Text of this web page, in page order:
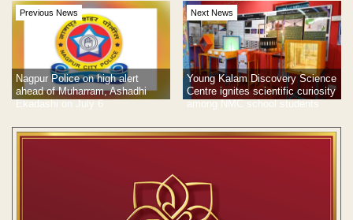
Previous News
Nagpur Police on high alert
ahead of Muharram, Ashadhi
Ekadashi on July 6
Next News
Young Kalam Discovery Science
Centre ignites scientific curiosity
among NMC school students